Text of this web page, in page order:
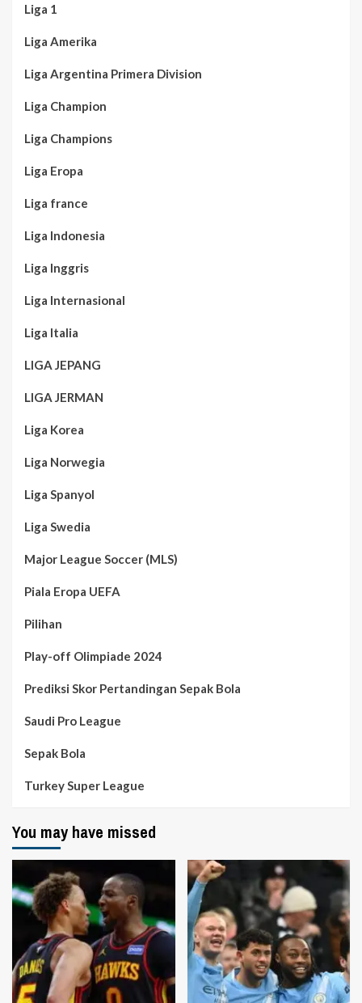
Liga 1
Liga Amerika
Liga Argentina Primera Division
Liga Champion
Liga Champions
Liga Eropa
Liga france
Liga Indonesia
Liga Inggris
Liga Internasional
Liga Italia
LIGA JEPANG
LIGA JERMAN
Liga Korea
Liga Norwegia
Liga Spanyol
Liga Swedia
Major League Soccer (MLS)
Piala Eropa UEFA
Pilihan
Play-off Olimpiade 2024
Prediksi Skor Pertandingan Sepak Bola
Saudi Pro League
Sepak Bola
Turkey Super League
You may have missed